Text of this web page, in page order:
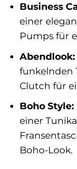
Business
einer
Pumps für
Abendlook:
funkelnden
Clutch für
Boho Style:
einer
Boho-Look.